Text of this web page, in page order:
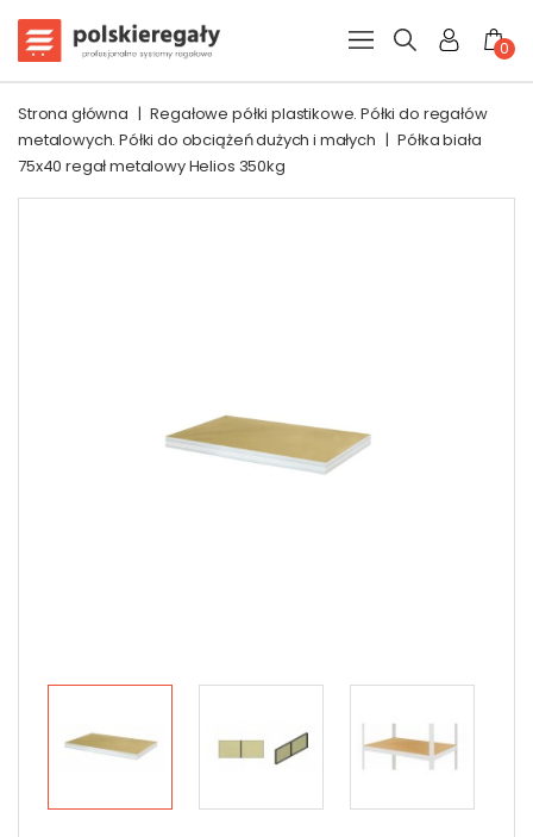
0
Strona główna | Regałowe półki plastikowe. Półki do regałów
metalowych. Półki do obciążeń dużych i małych | Półka biała
75x40 regał metalowy Helios 350kg